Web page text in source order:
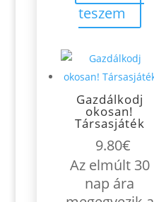
teszem
Gazdálkodj
okosan!
Társasjáték
9.80€
Az elmúlt 30
nap ára